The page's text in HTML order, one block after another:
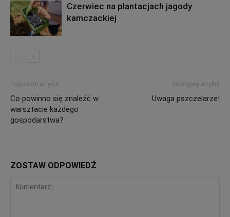
Czerwiec na plantacjach jagody
kamczackiej
Poprzedni artykuł
Co powinno się znaleźć w
warsztacie każdego
gospodarstwa?
Następny artykuł
Uwaga pszczelarze!
ZOSTAW ODPOWIEDŹ